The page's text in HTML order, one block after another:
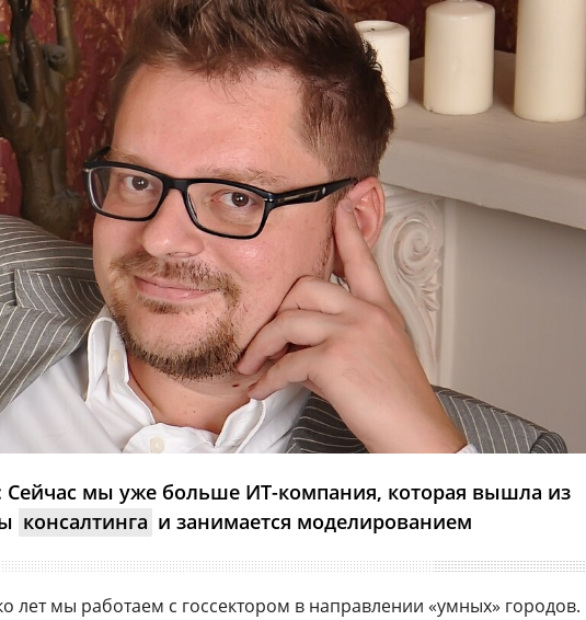
Сейчас мы уже больше ИТ-компания, которая вышла из
консалтинга и занимается моделированием
лет мы работаем с госсектором в направлении «умных» городов.